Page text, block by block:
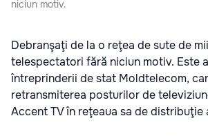
niciun motiv.
Debranşaţi de la o reţea de sute de
telespectatori fără niciun motiv. Este
întreprinderii de stat Moldtelecom,
retransmiterea posturilor de
Accent TV în reţeaua sa de distribuţie